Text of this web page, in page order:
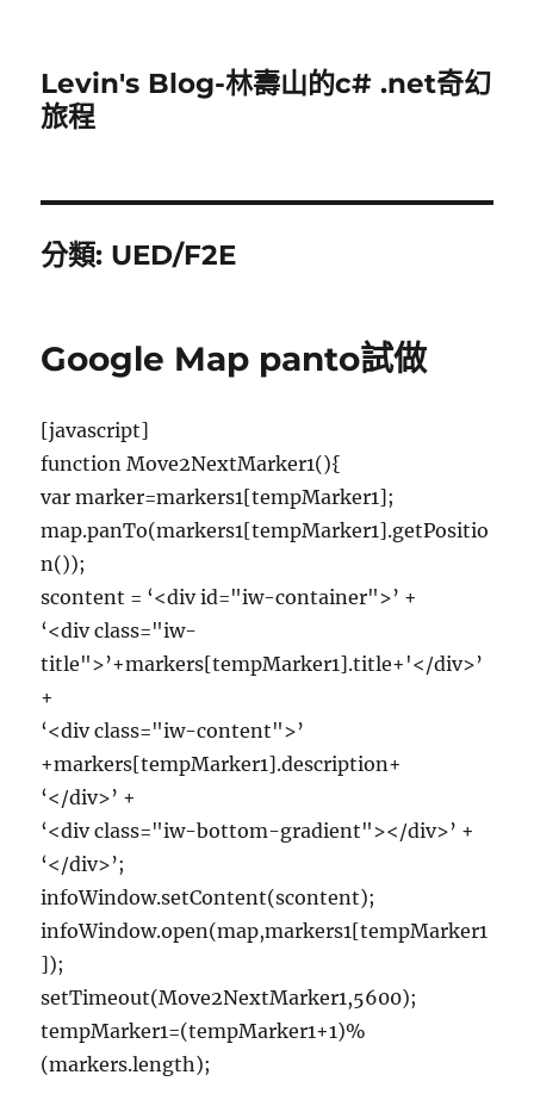
Levin's Blog-林壽山的c# .net奇幻
旅程
分類: UED/F2E
Google Map panto試做
[javascript]
function Move2NextMarker1(){
var marker=markers1[tempMarker1];
map.panTo(markers1[tempMarker1].getPositio
n());
scontent = ‘<div id="iw-container">’ +
‘<div class="iw-
title">’+markers[tempMarker1].title+'</div>’
+
‘<div class="iw-content">’
+markers[tempMarker1].description+
‘</div>’ +
‘<div class="iw-bottom-gradient"></div>’ +
‘</div>’;
infoWindow.setContent(scontent);
infoWindow.open(map,markers1[tempMarker1
]);
setTimeout(Move2NextMarker1,5600);
tempMarker1=(tempMarker1+1)%
(markers.length);